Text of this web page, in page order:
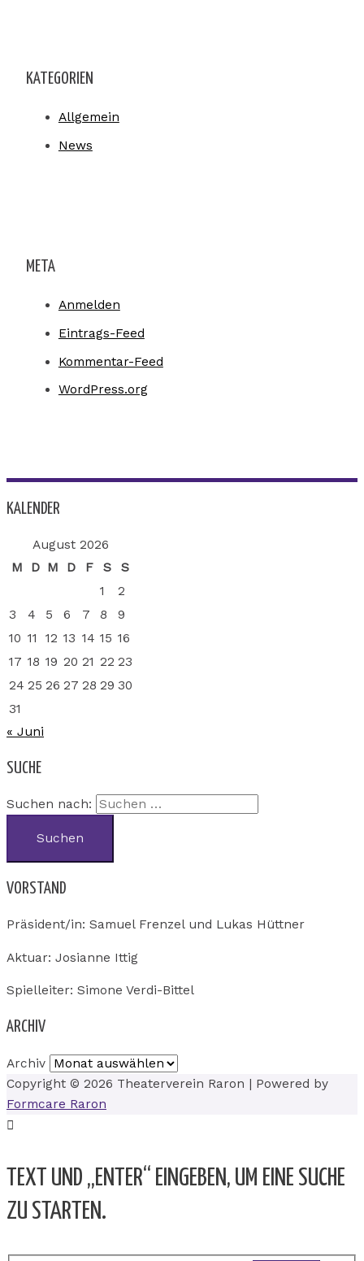
KATEGORIEN
Allgemein
News
META
Anmelden
Eintrags-Feed
Kommentar-Feed
WordPress.org
KALENDER
August 2026
M
D M D F S
S
1
2
3
4 5 6 7 8
9
10 11 12 13 14 15 16
17 18 19 20 21 22 23
24 25 26 27 28 29 30
31
« Juni
SUCHE
Suchen nach:
VORSTAND
Präsident/in: Samuel Frenzel und Lukas Hüttner
Aktuar: Josianne Ittig
Spielleiter: Simone Verdi-Bittel
ARCHIV
Archiv
Copyright © 2026 Theaterverein Raron | Powered by
Formcare Raron
TEXT UND „ENTER“ EINGEBEN, UM EINE SUCHE
ZU STARTEN.